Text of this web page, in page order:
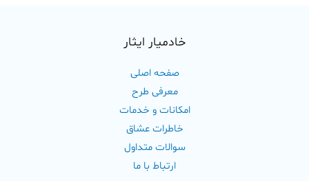
خادمیار ایثار
صفحه اصلی
معرفی طرح
امکانات و خدمات
خاطرات عشاق
سوالات متداول
ارتباط با ما